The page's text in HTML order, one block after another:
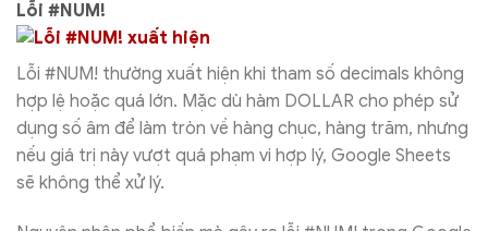
Lỗi #NUM!
Lỗi #NUM! thường xuất hiện khi tham số decimals không
hợp lệ hoặc quá lớn. Mặc dù hàm DOLLAR cho phép sử
dụng số âm để làm tròn về hàng chục, hàng trăm, nhưng
nếu giá trị này vượt quá phạm vi hợp lý, Google Sheets
sẽ không thể xử lý.